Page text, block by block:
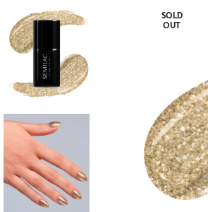
SOLD
OUT